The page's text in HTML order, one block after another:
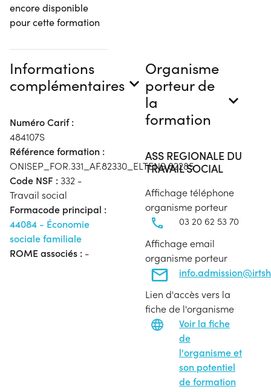
encore disponible
pour cette formation
Informations
complémentaires
Numéro Carif :
484107S
Référence formation :
ONISEP_FOR.331_AF.82330_ELTENS.82285
Code NSF : 332 -
Travail social
Formacode principal :
44084 - Économie
sociale familiale
ROME associés : -
Organisme
porteur de
la
formation
ASS REGIONALE DU
TRAVAIL SOCIAL
Affichage téléphone
organisme porteur
03 20 62 53 70
Affichage email
organisme porteur
Lien d'accès vers la
fiche de l'organisme
Voir la fiche
de
l'organisme et
son potentiel
de formation